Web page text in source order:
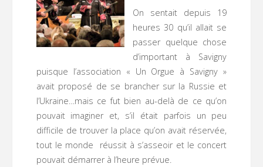
On sentait depuis 19
heures 30 qu’il allait se
passer quelque chose
d’important à Savigny
puisque l’association « Un Orgue à Savigny »
avait proposé de se brancher sur la Russie et
l’Ukraine…mais ce fut bien au-delà de ce qu’on
pouvait imaginer et, s’il était parfois un peu
difficile de trouver la place qu’on avait réservée,
tout le monde réussit à s’asseoir et le concert
pouvait démarrer à l’heure prévue.